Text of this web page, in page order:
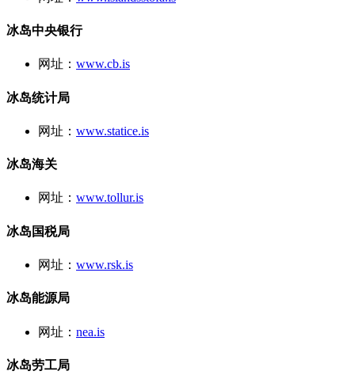
冰岛中央银行
网址： www.cb.is
冰岛统计局
网址： www.statice.is
冰岛海关
网址： www.tollur.is
冰岛国税局
网址： www.rsk.is
冰岛能源局
网址： nea.is
冰岛劳工局